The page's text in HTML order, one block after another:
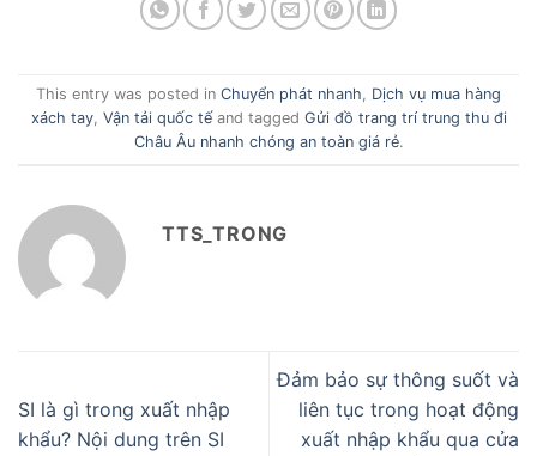
This entry was posted in Chuyển phát nhanh, Dịch vụ mua hàng
xách tay, Vận tải quốc tếand tagged Gửi đồ trang trí trung thu đi
Châu Âu nhanh chóng an toàn giá rẻ.
TTS_TRONG
SI là gì trong xuất nhập
khẩu? Nội dung trên SI
Đảm bảo sự thông suốt và
liên tục trong hoạt động
xuất nhập khẩu qua cửa